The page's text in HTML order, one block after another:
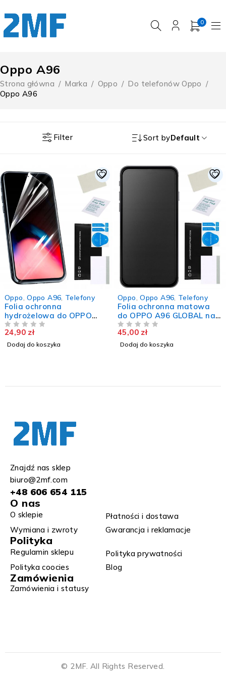
0
Oppo A96
Strona główna / Marka / Oppo / Do telefonów Oppo /
Oppo A96
Filter Sort byDefault
Oppo ,Oppo A96 Telefony
Folia ochronna
hydrożelowa do OPPO
A96 GLOBAL na ekran
trwała wytrzymała
24,90 zł
Dodaj do koszyka
Oppo ,Oppo A96 Telefony
Folia ochronna matowa
do OPPO A96 GLOBAL na
ekran hydrożelowa mocna
trwała
45,00 zł
Dodaj do koszyka
Znajdź nas sklep
biuro@2mf.com
+48 606 654 115
O nas
O sklepie
Płatności i dostawa
Wymiana i zwroty​
Gwarancja i reklamacje​​
Polityka
Regulamin sklepu​
Polityka prywatności
Polityka coocies
Blog
Zamówienia
Zamówienia i statusy
© 2MF. All Rights Reserved.